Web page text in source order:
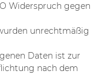
Widerspruch gegen
unrechtmäßig
Daten ist zur
nach dem